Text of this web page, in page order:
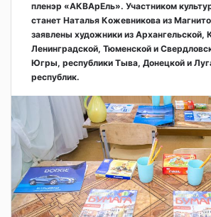
пленэр «АКВАрЕль». Участником
станет Наталья Кожевникова из
заявлены художники из Архангельской,
Ленинградской, Тюменской и
Югры, республики Тыва, Донецкой и
республик.